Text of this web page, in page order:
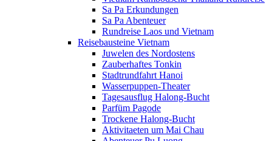
Sa Pa Erkundungen
Sa Pa Abenteuer
Rundreise Laos und Vietnam
Reisebausteine Vietnam
Juwelen des Nordostens
Zauberhaftes Tonkin
Stadtrundfahrt Hanoi
Wasserpuppen-Theater
Tagesausflug Halong-Bucht
Parfüm Pagode
Trockene Halong-Bucht
Aktivitaeten um Mai Chau